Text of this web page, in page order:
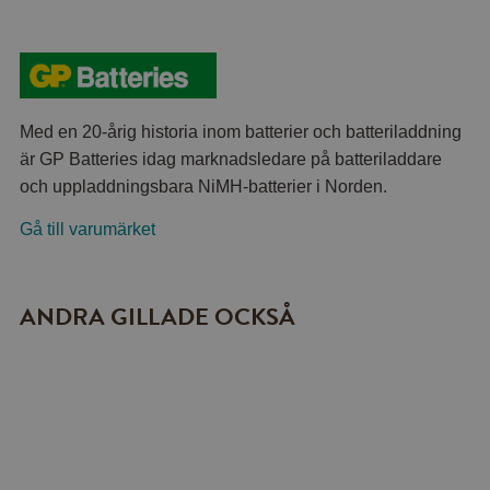
Med en 20-årig historia inom batterier och batteriladdning
är GP Batteries idag marknadsledare på batteriladdare
och uppladdningsbara NiMH-batterier i Norden.
Gå till varumärket
ANDRA GILLADE OCKSÅ